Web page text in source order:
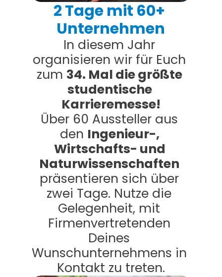
2 Tage mit 60+
Unternehmen
In diesem Jahr
organisieren wir für Euch
zum 34. Mal die größte
studentische
Karrieremesse!
Über 60 Aussteller aus
den Ingenieur-,
Wirtschafts- und
Naturwissenschaften
präsentieren sich über
zwei Tage. Nutze die
Gelegenheit, mit
Firmenvertretenden
Deines
Wunschunternehmens in
Kontakt zu treten.